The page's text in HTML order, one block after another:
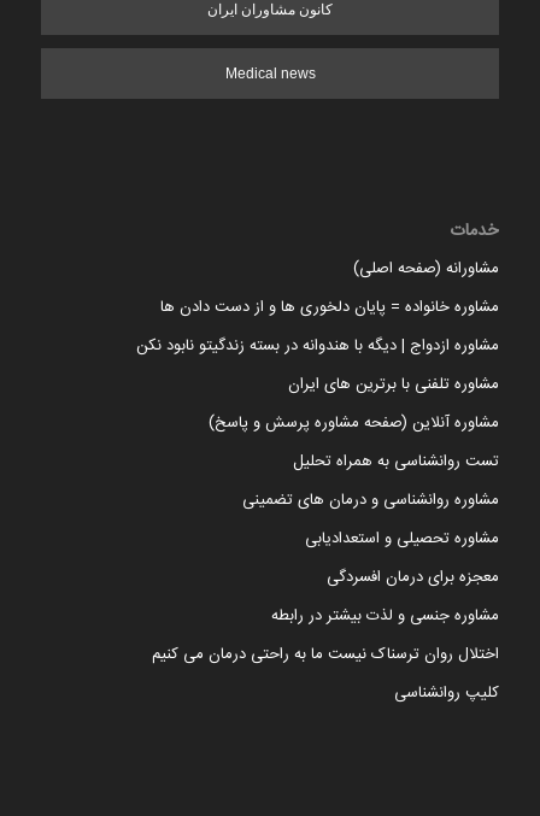
کانون مشاوران ایران
Medical news
خدمات
مشاورانه (صفحه اصلی)
مشاوره خانواده = پایان دلخوری ها و از دست دادن ها
مشاوره ازدواج | دیگه با هندوانه در بسته زندگیتو نابود نکن
مشاوره تلفنی با برترین های ایران
مشاوره آنلاین (صفحه مشاوره پرسش و پاسخ)
تست روانشناسی به همراه تحلیل
مشاوره روانشناسی و درمان های تضمینی
مشاوره تحصیلی و استعدادیابی
معجزه برای درمان افسردگی
مشاوره جنسی و لذت بیشتر در رابطه
اختلال روان ترسناک نیست ما به راحتی درمان می کنیم
کلیپ روانشناسی